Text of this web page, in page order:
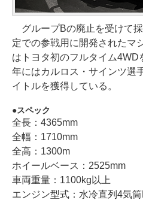
グループBの廃止を受けて
定での参戦用に開発されたマ
はトヨタ初のフルタイム
年にはカルロス・サインツ選
イトルを獲得している。
スペック
全長：4365mm
全幅：1710mm
全高：1300m
ホイールベース：2525mm
車両重量：1100kg以上
エンジン型式：水冷直列4気